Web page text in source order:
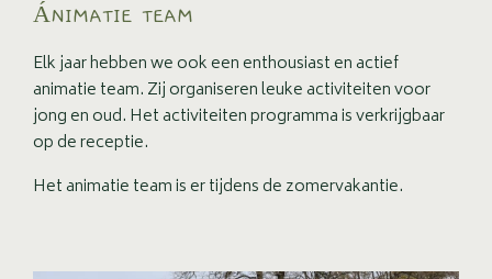
ÁNIMATIE TEAM
Elk jaar hebben we ook een enthousiast en actief
animatie team. Zij organiseren leuke activiteiten voor
jong en oud. Het activiteiten programma is verkrijgbaar
op de receptie.
Het animatie team is er tijdens de zomervakantie.